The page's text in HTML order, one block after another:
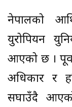
नेपालको
युरोपियन
आएको छ ।
अधिकार र
सघाउँदै